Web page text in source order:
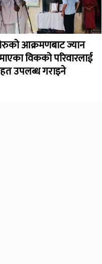
आक्रमणबाट ज्यान
विकको परिवारलाई
उपलब्ध गराइने